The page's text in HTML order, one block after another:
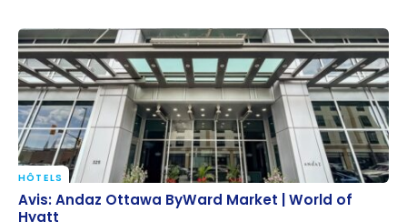
Avis: Andaz Ottawa ByWard Market | World of Hyatt
HÔTELS
Avis: Andaz Ottawa ByWard Market | World of
Hyatt